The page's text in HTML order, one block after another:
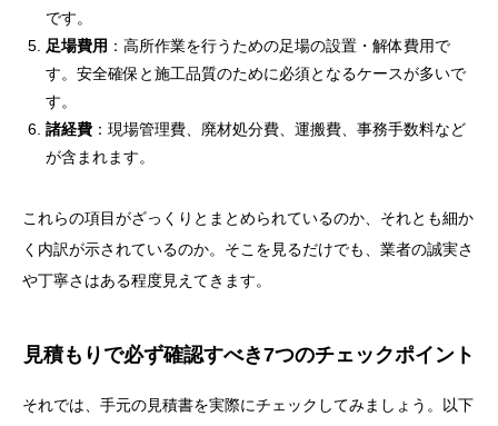
です。
足場費用 ：高所作業を行うための足場の設置・解体費用で
す。安全確保と施工品質のために必須となるケースが多いで
す。
諸経費 ：現場管理費、廃材処分費、運搬費、事務手数料など
が含まれます。
これらの項目がざっくりとまとめられているのか、それとも細か
く内訳が示されているのか。そこを見るだけでも、業者の誠実さ
や丁寧さはある程度見えてきます。
見積もりで必ず確認すべき7つのチェックポイント
それでは、手元の見積書を実際にチェックしてみましょう。以下